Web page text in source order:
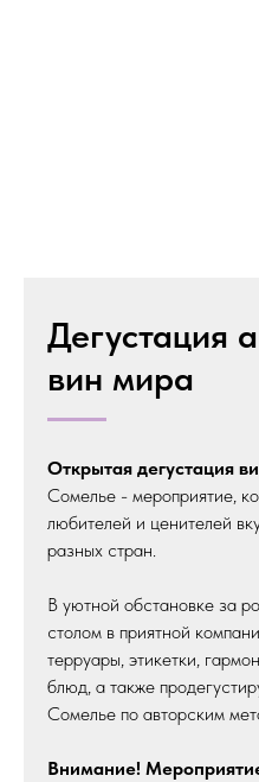
Дегустация
вин мира
Открытая дегустация
Сомелье - мероприятие,
любителей и ценителей
разных стран.
В уютной обстановке за
столом в приятной
терруары, этикетки,
блюд, а также
Сомелье по авторским
Внимание!